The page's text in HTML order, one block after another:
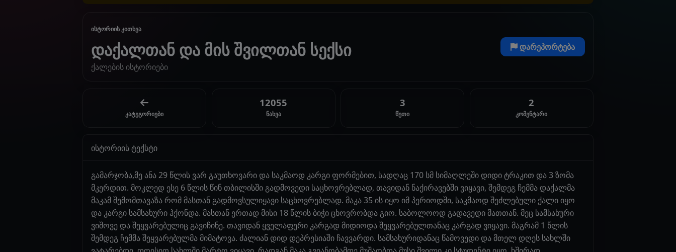
ისტორიის კითხვა
დაქალთან და მის შვილთან სექსი
ქალების ისტორიები
დარეპორტება
კატეგორიები
12055
ნახვა
3
წუთი
2
კომენტარი
ისტორიის ტექსტი
გამარჯობა,მე ანა 29 წლის ვარ გაუთხოვარი და საკმაოდ კარგი ფორმებით, სადღაც 170 სმ სიმაღლეში დიდი ტრაკით და 3 ზომა
მკერდით. მოკლედ ესე 6 წლის წინ თბილისში გადმოვედი საცხოვრებლად, თავიდან ნაქირავებში ვიყავი, შემდეგ ჩემმა დაქალმა
მაკამ შემომთავაზა რომ მასთან გადმოვსულიყავი საცხოვრებლად. მაკა 35 ის იყო იმ პერიოდში, საკმაოდ შეძლებული ქალი იყო
და კარგი სამსახური ჰქონდა. მასთან ერთად მისი 18 წლის ბიჭი ცხოვრობდა გიო. საბოლოოდ გადავედი მათთან. მეც სამსახური
ვიშოვე და შეყვარებულიც გავიჩინე. თავიდან ყველაფერი კარგად მიდიოდა შეყვარებულთანაც კარგად ვიყავი. მაგრამ 1 წლის
შემდეგ ჩემმა შეყვარებულმა მიმატოვა. ძალიან დიდ დეპრესიაში ჩავვარდი. სამსახურიდანაც წამოვედი და მთელ დღეს სახლში